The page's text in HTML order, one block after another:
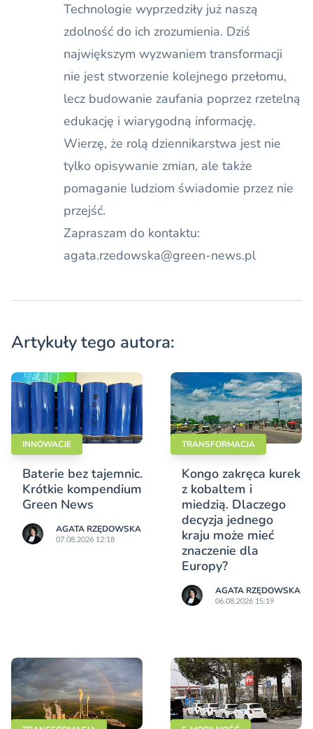
Technologie wyprzedziły już naszą
zdolność do ich zrozumienia. Dziś
największym wyzwaniem transformacji
nie jest stworzenie kolejnego przełomu,
lecz budowanie zaufania poprzez rzetelną
edukację i wiarygodną informację.
Wierzę, że rolą dziennikarstwa jest nie
tylko opisywanie zmian, ale także
pomaganie ludziom świadomie przez nie
przejść.
Zapraszam do kontaktu:
agata.rzedowska@green-news.pl
Artykuły tego autora:
INNOWACJE
Baterie bez tajemnic.
Krótkie kompendium
Green News
AGATA RZĘDOWSKA
07.08.2026 12:18
TRANSFORMACJA
Kongo zakręca kurek
z kobaltem i
miedzią. Dlaczego
decyzja jednego
kraju może mieć
znaczenie dla
Europy?
AGATA RZĘDOWSKA
06.08.2026 15:19